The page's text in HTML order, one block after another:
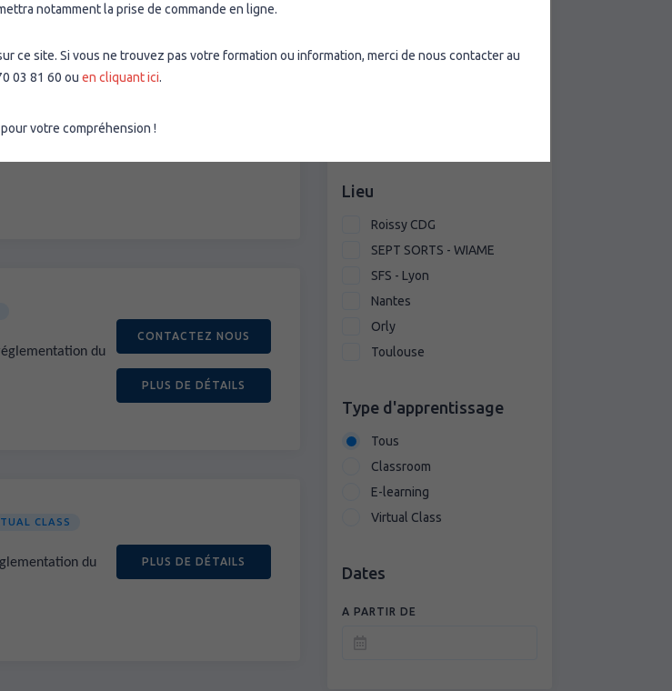
PLUS DE DÉTAILS
du
CONTACTEZ NOUS
PLUS DE DÉTAILS
CLASS
du
PLUS DE DÉTAILS
Lieu
Roissy CDG
SEPT SORTS - WIAME
SFS - Lyon
Nantes
Orly
Toulouse
Type d'apprentissage
Tous
Classroom
E-learning
Virtual Class
Dates
A PARTIR DE
notamment la prise de commande en ligne.
ce site. Si vous ne trouvez pas votre formation ou information, merci de nous contacter au
03 81 60 ou en cliquant ici.
votre compréhension !